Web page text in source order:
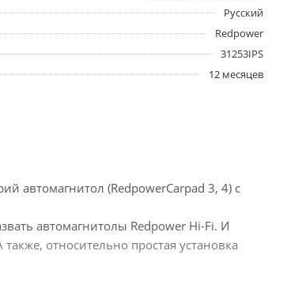
Русский
Redpower
31253IPS
12 месяцев
автомагнитол (RedpowerCarpad 3, 4) с
автомагнитолы Redpower Hi-Fi. И
относительно простая установка